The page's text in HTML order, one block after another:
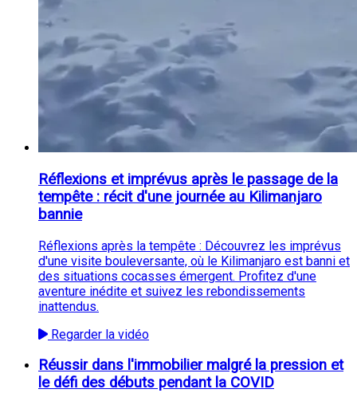
Réflexions et imprévus après le passage de la
tempête : récit d'une journée au Kilimanjaro
bannie
Réflexions après la tempête : Découvrez les imprévus
d'une visite bouleversante, où le Kilimanjaro est banni et
des situations cocasses émergent. Profitez d'une
aventure inédite et suivez les rebondissements
inattendus.
Regarder la vidéo
Réussir dans l'immobilier malgré la pression et
le défi des débuts pendant la COVID